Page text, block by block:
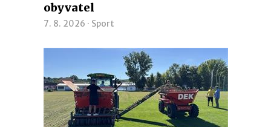
obyvatel
7. 8. 2026 · Sport